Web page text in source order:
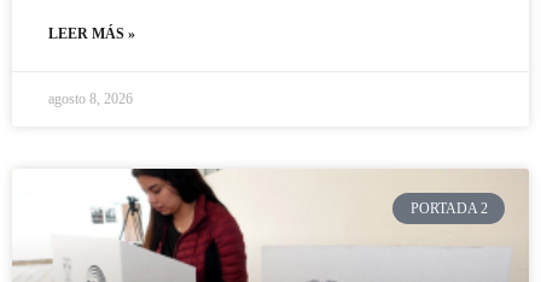
LEER MÁS »
agosto 8, 2026
PORTADA 2